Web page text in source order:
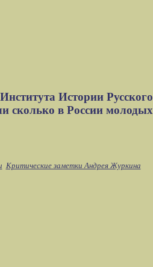
Истории
сколько в России
Критические заметки Андрея Журкина